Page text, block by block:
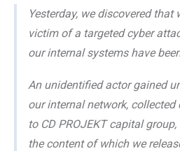
Yesterday, we discovered that
victim of a targeted cyber
our internal systems have
An unidentified actor gained
our internal network,
to CD PROJEKT capital
the content of which we